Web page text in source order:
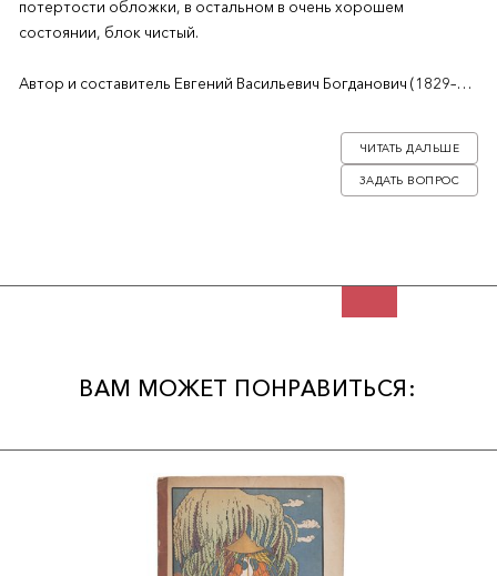
потертости обложки, в остальном в очень хорошем
состоянии, блок чистый.
Автор и составитель Евгений Васильевич Богданович (1829–
ЗАДАТЬ ВОПРОС
ЧИТАТЬ ДАЛЬШЕ
ВАМ МОЖЕТ ПОНРАВИТЬСЯ: